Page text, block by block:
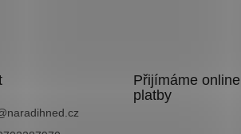
naradihned.cz
Přijímáme online
platby